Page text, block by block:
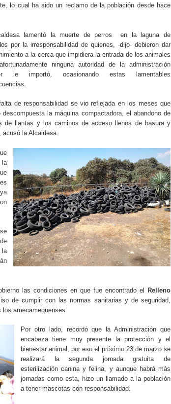
lo cual ha sido un reclamo de la población desde hace
lamentó la muerte de perros
en la laguna de
por la irresponsabilidad de quienes, -dijo- debieron dar
a la cerca que impidiera la entrada de los animales
ninguna autoridad de la administración
le importó, ocasionando estas lamentables
de responsabilidad se vio reflejada en los meses que
descompuesta la máquina compactadora, el abandono de
de llantas y los caminos de acceso llenos de basura y
acusó la Alcaldesa.
la
las condiciones en que fue encontrado el
Relleno
de cumplir con las normas sanitarias y de seguridad,
amecamequenses.
Por otro lado, recordó que la Administración que
encabeza tiene muy presente la protección y el
bienestar animal, por eso el próximo 23 de marzo se
realizará la segunda jornada gratuita de
esterilización canina y felina, y aunque habrá más
jornadas como esta, hizo un llamado a la población
a tener mascotas con responsabilidad.